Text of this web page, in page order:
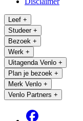
Leef +
Studeer +
Bezoek +
Werk +
Uitagenda Venlo +
Plan je bezoek +
Merk Venlo +
Venlo Partners +